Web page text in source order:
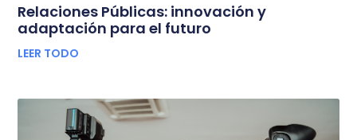
Relaciones Públicas: innovación y
adaptación para el futuro
LEER TODO